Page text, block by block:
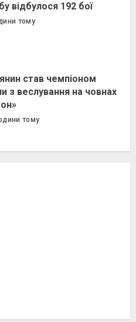
відбулося 192 бої
тому
став чемпіоном
з веслування на човнах
тому